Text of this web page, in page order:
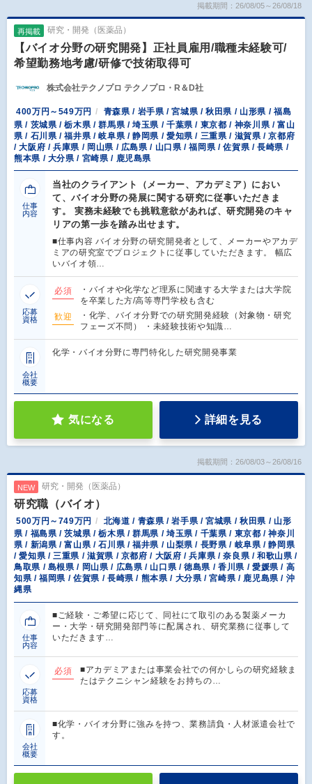
掲載期間：26/08/05～26/08/18
再掲載 研究・開発（医薬品）
【バイオ分野の研究開発】正社員雇用/職種未経験可/
希望勤務地考慮/研修で技術取得可
株式会社テクノプロ テクノプロ・R＆D社
400万円～549万円
青森県 / 岩手県 / 宮城県 / 秋田県 / 山形県 / 福島
県 / 茨城県 / 栃木県 / 群馬県 / 埼玉県 / 千葉県 / 東京都 / 神奈川県 / 富山
県 / 石川県 / 福井県 / 岐阜県 / 静岡県 / 愛知県 / 三重県 / 滋賀県 / 京都府
/ 大阪府 / 兵庫県 / 岡山県 / 広島県 / 山口県 / 福岡県 / 佐賀県 / 長崎県 /
熊本県 / 大分県 / 宮崎県 / 鹿児島県
仕事
内容
当社のクライアント（メーカー、アカデミア）におい
て、バイオ分野の発展に関する研究に従事いただきま
す。 実務未経験でも挑戦意欲があれば、研究開発のキャ
リアの第一歩を踏み出せます。
■仕事内容 バイオ分野の研究開発者として、メーカーやアカデ
ミアの研究室でプロジェクトに従事していただきます。 幅広
いバイオ領…
応募
資格
必須
・バイオや化学など理系に関連する大学または大学院
を卒業した方/高等専門学校も含む
歓迎
・化学、バイオ分野での研究開発経験（対象物・研究
フェーズ不問） ・未経験技術や知識…
会社
概要
化学・バイオ分野に専門特化した研究開発事業
気になる 詳細を見る
掲載期間：26/08/03～26/08/16
NEW 研究・開発（医薬品）
研究職（バイオ）
500万円～749万円
北海道 / 青森県 / 岩手県 / 宮城県 / 秋田県 / 山形
県 / 福島県 / 茨城県 / 栃木県 / 群馬県 / 埼玉県 / 千葉県 / 東京都 / 神奈川
県 / 新潟県 / 富山県 / 石川県 / 福井県 / 山梨県 / 長野県 / 岐阜県 / 静岡県
/ 愛知県 / 三重県 / 滋賀県 / 京都府 / 大阪府 / 兵庫県 / 奈良県 / 和歌山県 /
鳥取県 / 島根県 / 岡山県 / 広島県 / 山口県 / 徳島県 / 香川県 / 愛媛県 / 高
知県 / 福岡県 / 佐賀県 / 長崎県 / 熊本県 / 大分県 / 宮崎県 / 鹿児島県 / 沖
縄県
仕事
内容
■ご経験・ご希望に応じて、同社にて取引のある製薬メーカ
ー・大学・研究開発部門等に配属され、研究業務に従事して
いただきます…
応募
資格
必須
■アカデミアまたは事業会社での何かしらの研究経験ま
たはテクニシャン経験をお持ちの…
会社
概要
■化学・バイオ分野に強みを持つ、業務請負・人材派遣会社で
す。